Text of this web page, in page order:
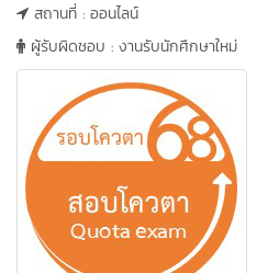
สถานที่ : ออนไลน์
ผู้รับผิดชอบ : งานรับนักศึกษาใหม่